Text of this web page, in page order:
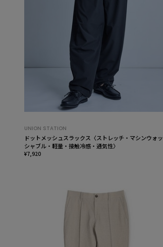
UNION STATION
ドットメッシュスラックス〈ストレッチ・マシンウォッ
シャブル・軽量・接触冷感・通気性〉
¥7,920